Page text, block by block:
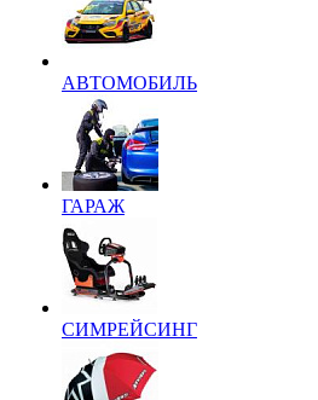
АВТОМОБИЛЬ
ГАРАЖ
СИМРЕЙСИНГ